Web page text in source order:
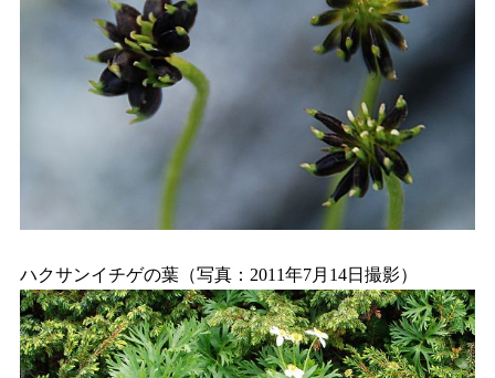
ハクサンイチゲの葉（写真：2011年7月14日撮影）